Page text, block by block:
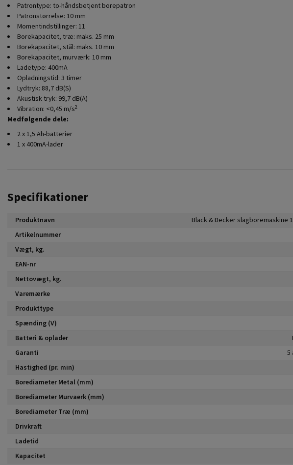
Patrontype: to-håndsbetjent borepatron
Patronstørrelse: 10 mm
Momentindstillinger: 11
Borekapacitet, træ: maks. 25 mm
Borekapacitet, stål: maks. 10 mm
Borekapacitet, murværk: 10 mm
Ladetype: 400mA
Opladningstid: 3 timer
Lydtryk: 88,7 dB(S)
Akustisk tryk: 99,7 dB(A)
Vibration: <0,45 m/s2
Medfølgende dele:
2 x 1,5 Ah-batterier
1 x 400mA-lader
Specifikationer
Produktnavn
Artikelnummer
Vægt, kg.
EAN-nr
Nettovægt, kg.
Varemærke
Produkttype
Spænding (V)
Batteri & oplader
Garanti
5
Hastighed (pr. min)
Borediameter Metal (mm)
Borediameter Murvaerk (mm)
Borediameter Træ (mm)
Drivkraft
Ladetid
Kapacitet